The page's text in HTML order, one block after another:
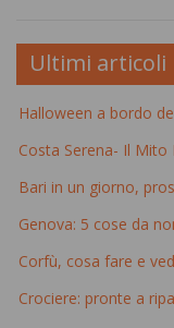
Ultimi articoli
Halloween a bordo
Costa Serena- Il Mito
Bari in un giorno,
Genova: 5 cose da
Corfù, cosa fare e
Crociere: pronte a